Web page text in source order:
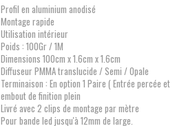
Profil en aluminium anodisé
Montage rapide
Utilisation intérieur
Poids : 100Gr / 1M
Dimensions 100cm x 1.6cm x 1.6cm
Diffuseur PMMA translucide / Semi / Opale
Terminaison : En option 1 Paire ( Entrée percée et
embout de finition plein
Livré avec 2 clips de montage par mètre
Pour bande led jusqu'à 12mm de large.